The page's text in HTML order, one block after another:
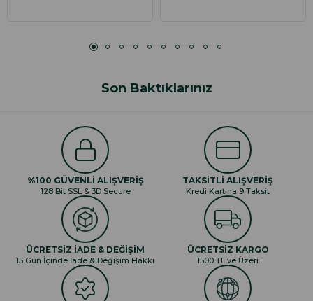
Son Baktıklarınız
%100 GÜVENLİ ALIŞVERİŞ
128 Bit SSL & 3D Secure
TAKSİTLİ ALIŞVERİŞ
Kredi Kartına 9 Taksit
ÜCRETSİZ İADE & DEĞİŞİM
15 Gün İçinde İade & Değişim Hakkı
ÜCRETSİZ KARGO
1500 TL ve Üzeri